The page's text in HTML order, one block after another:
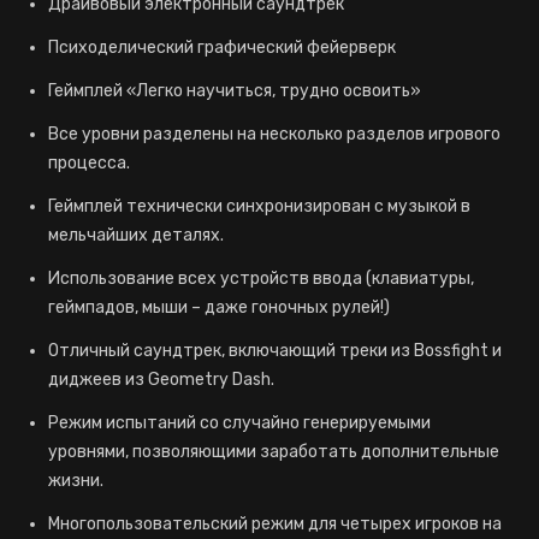
Драйвовый электронный саундтрек
Психоделический графический фейерверк
Геймплей «Легко научиться, трудно освоить»
Все уровни разделены на несколько разделов игрового
процесса.
Геймплей технически синхронизирован с музыкой в
мельчайших деталях.
Использование всех устройств ввода (клавиатуры,
геймпадов, мыши – даже гоночных рулей!)
Отличный саундтрек, включающий треки из Bossfight и
диджеев из Geometry Dash.
Режим испытаний со случайно генерируемыми
уровнями, позволяющими заработать дополнительные
жизни.
Многопользовательский режим для четырех игроков на